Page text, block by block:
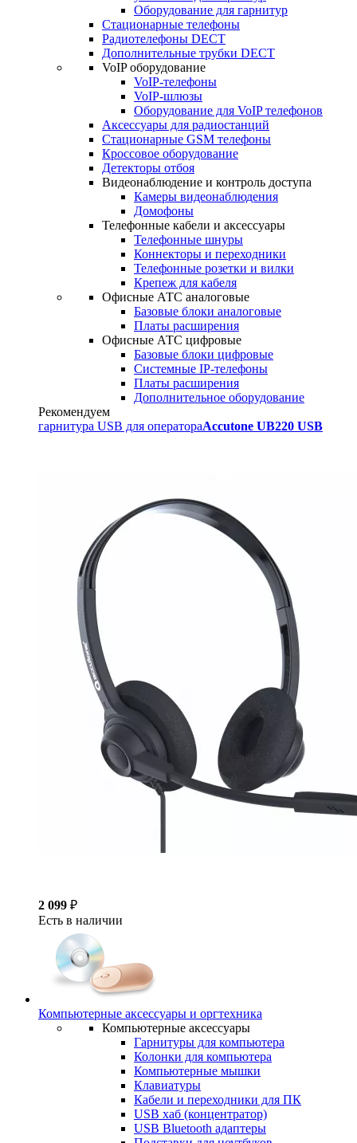
Оборудование для гарнитур
Стационарные телефоны
Радиотелефоны DECT
Дополнительные трубки DECT
VoIP оборудование
VoIP-телефоны
VoIP-шлюзы
Оборудование для VoIP телефонов
Аксессуары для радиостанций
Стационарные GSM телефоны
Кроссовое оборудование
Детекторы отбоя
Видеонаблюдение и контроль доступа
Камеры видеонаблюдения
Домофоны
Телефонные кабели и аксессуары
Телефонные шнуры
Коннекторы и переходники
Телефонные розетки и вилки
Крепеж для кабеля
Офисные АТС аналоговые
Базовые блоки аналоговые
Платы расширения
Офисные АТС цифровые
Базовые блоки цифровые
Системные IP-телефоны
Платы расширения
Дополнительное оборудование
Рекомендуем
гарнитура USB для оператораAccutone UB220 USB
2 099 ₽
Есть в наличии
Компьютерные аксессуары и оргтехника
Компьютерные аксессуары
Гарнитуры для компьютера
Колонки для компьютера
Компьютерные мышки
Клавиатуры
Кабели и переходники для ПК
USB хаб (концентратор)
USB Bluetooth адаптеры